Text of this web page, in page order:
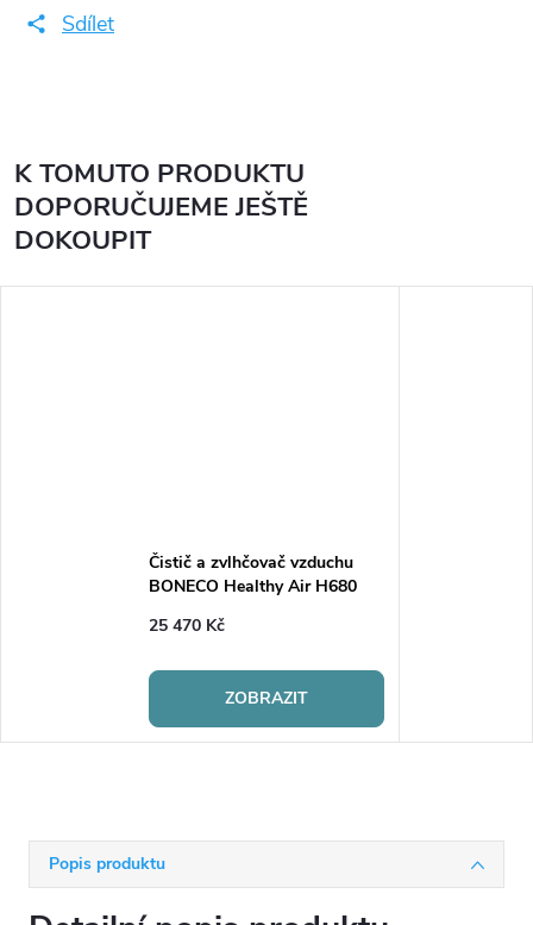
Sdílet
Popis produktu
K TOMUTO PRODUKTU
DOPORUČUJEME JEŠTĚ
DOKOUPIT
Čistič a zvlhčovač vzduchu
BONECO Healthy Air H680
25 470 Kč
ZOBRAZIT